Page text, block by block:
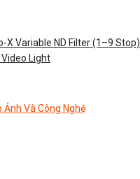
X Variable ND Filter (1–9 Stop)
Light